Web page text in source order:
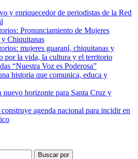
y enriquecedor de periodistas de la Red
Pronunciamiento de Mujeres
Chiquitanas
mujeres guaraní, chiquitanas y
por la vida, la cultura y el territorio
“Nuestra Voz es Poderosa”
historia que comunica, educa y
nuevo horizonte para Santa Cruz y
agenda nacional para incidir en
Buscar por